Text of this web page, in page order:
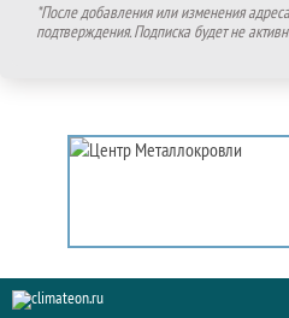
*После добавления или изменения
подтверждения. Подписка будет не